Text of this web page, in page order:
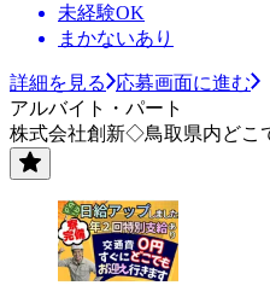
未経験OK
まかないあり
詳細を見る
応募画面に進む
アルバイト・パート
株式会社創新◇鳥取県内どこ